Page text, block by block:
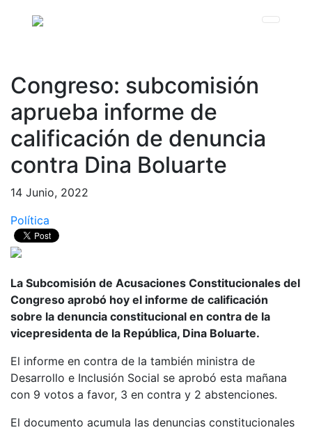
Congreso: subcomisión
aprueba informe de
calificación de denuncia
contra Dina Boluarte
14 Junio, 2022
Política
La Subcomisión de Acusaciones Constitucionales del
Congreso aprobó hoy el informe de calificación
sobre la denuncia constitucional en contra de la
vicepresidenta de la República, Dina Boluarte.
El informe en contra de la también ministra de
Desarrollo e Inclusión Social se aprobó esta mañana
con 9 votos a favor, 3 en contra y 2 abstenciones.
El documento acumula las denuncias constitucionales